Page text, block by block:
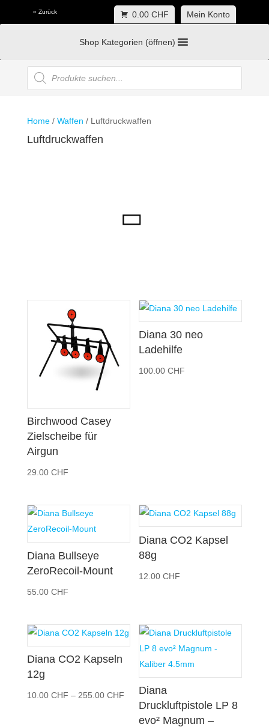
« Zurück 0.00 CHF Mein Konto
Shop Kategorien (öffnen)
Products
search
Home/ Waffen / Luftdruckwaffen
Luftdruckwaffen
Birchwood Casey
Zielscheibe für
Airgun
29.00 CHF
Diana 30 neo
Ladehilfe
100.00CHF
Diana Bullseye
ZeroRecoil-Mount
55.00 CHF
Diana CO2 Kapsel
88g
12.00CHF
Diana CO2 Kapseln
12g
10.00 CHF – 255.00 CHFPreisspanne:
10.00 CHF
Diana
Druckluftpistole LP 8
evo² Magnum –